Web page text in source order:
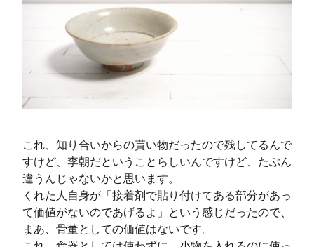
これ、知り合いからの貰い物だったので残してるんで
すけど、李朝だということらしいんですけど、たぶん
違うんじゃないかと思います。
くれた人自身が「接着剤で貼り付けてある部分があっ
て価値がないのであげるよ」という感じだったので、
まあ、骨董としての価値はないです。